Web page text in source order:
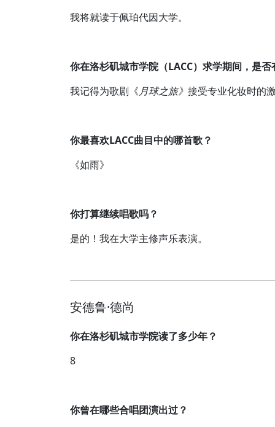
我将就读于佩珀代因大学。
你在洛杉矶城市学院（LACC）求学期间，是
我记得为歌剧《月球之旅》 接受专业化妆时的
你最喜欢LACC曲目中的哪首歌？
《如雨》
你打算继续唱歌吗？
是的！我在大学主修声乐表演。
安德鲁·德尚
你在洛杉矶城市学院读了多少年？
8
你曾在哪些合唱团演出过？